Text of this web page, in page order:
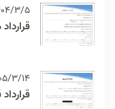
3/5
3/14